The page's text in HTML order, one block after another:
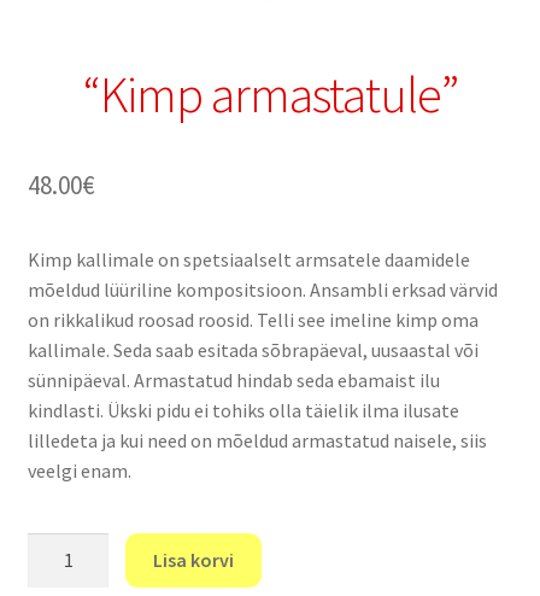
“Kimp armastatule”
48.00€
Kimp kallimale on spetsiaalselt armsatele daamidele
mõeldud lüüriline kompositsioon. Ansambli erksad värvid
on rikkalikud roosad roosid. Telli see imeline kimp oma
kallimale. Seda saab esitada sõbrapäeval, uusaastal või
sünnipäeval. Armastatud hindab seda ebamaist ilu
kindlasti. Ükski pidu ei tohiks olla täielik ilma ilusate
lilledeta ja kui need on mõeldud armastatud naisele, siis
veelgi enam.
armastatule"
Lisa korvi